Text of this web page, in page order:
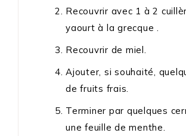
Recouvrir avec 1 à 2
yaourt à la grecque .
Recouvrir de miel.
Ajouter, si souhaité,
de fruits frais.
Terminer par quelques
une feuille de menthe.